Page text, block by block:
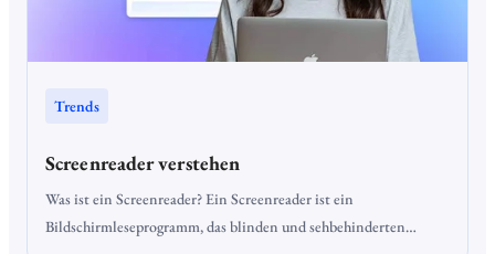
Trends
Screenreader verstehen
Was ist ein Screenreader? Ein Screenreader ist ein
Bildschirmleseprogramm, das blinden und sehbehinderten